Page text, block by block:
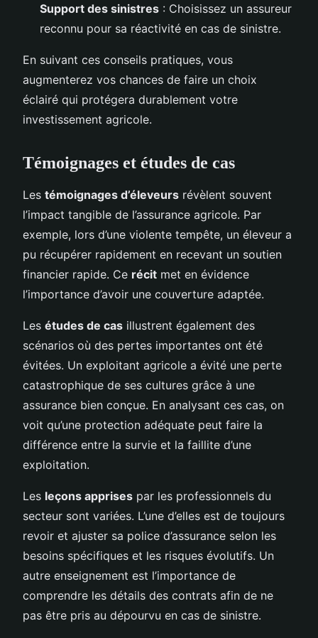
Support des sinistres : Choisissez un assureur
reconnu pour sa réactivité en cas de sinistre.
En suivant ces conseils pratiques, vous
augmenterez vos chances de faire un choix
éclairé qui protégera durablement votre
investissement agricole.
Témoignages et études de cas
Les témoignages d’éleveurs révèlent souvent
l’impact tangible de l’assurance agricole. Par
exemple, lors d’une violente tempête, un éleveur a
pu récupérer rapidement en recevant un soutien
financier rapide. Ce récit met en évidence
l’importance d’avoir une couverture adaptée.
Les études de cas illustrent également des
scénarios où des pertes importantes ont été
évitées. Un exploitant agricole a évité une perte
catastrophique de ses cultures grâce à une
assurance bien conçue. En analysant ces cas, on
voit qu’une protection adéquate peut faire la
différence entre la survie et la faillite d’une
exploitation.
Les leçons apprises par les professionnels du
secteur sont variées. L’une d’elles est de toujours
revoir et ajuster sa police d’assurance selon les
besoins spécifiques et les risques évolutifs. Un
autre enseignement est l’importance de
comprendre les détails des contrats afin de ne
pas être pris au dépourvu en cas de sinistre.